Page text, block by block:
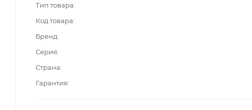
Тип товара
Код товара
Бренд
Серия
Страна
Гарантия